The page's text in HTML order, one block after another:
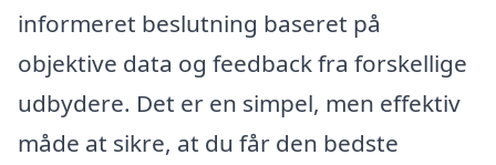
informeret beslutning baseret på
objektive data og feedback fra forskellige
udbydere. Det er en simpel, men effektiv
måde at sikre, at du får den bedste